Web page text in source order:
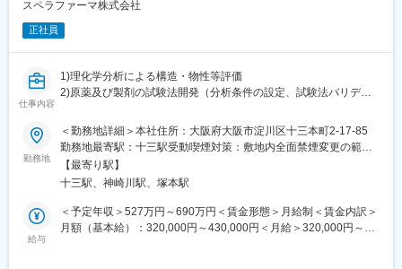
スペラファーマ株式会社
正社員
仕事内容
1)理化学分析による構造・物性等評価
2)原薬及び製剤の試験法開発（分析条件の設定、試験法バリデー
3)上記試験法によるサンプルの評価、安定性試験等
4)上記活動の各種資料作成（開発レポート、試験法、バリデーシ
ョン計画書・報告書、治験申請資料等）
5)上記活動に関連する関連部門（製造部門、営業等）との連携
6）その他上記付帯業務
■企業の特徴／魅力：
当社は武田薬品工業株式会社のCMC研究部門からスピンアウトし
勤務地
＜勤務地詳細＞本社住所：大阪府大阪市淀川区十三本町2-17-85
勤務地最寄駅：十三駅受動喫煙対策：敷地内全面禁煙変更の範
囲：会社の定める事業所
【最寄り駅】
十三駅、神崎川駅、塚本駅
給与
＜予定年収＞527万円～690万円＜賃金形態＞月給制＜賃金内訳＞
月額（基本給）：320,000円～430,000円＜月給＞320,000円～